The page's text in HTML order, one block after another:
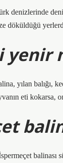
denizlerinde
döküldüğü
yenir
yılan balığı,
eti kokarsa,
balinası